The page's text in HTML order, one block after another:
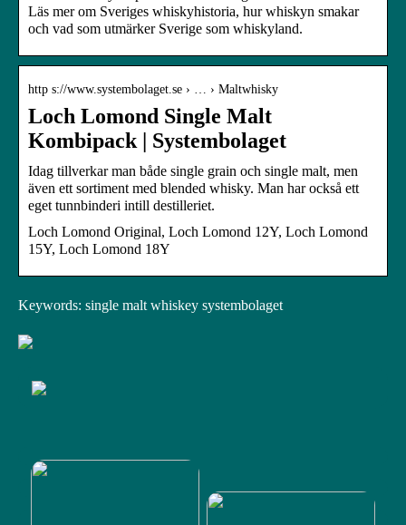
Läs mer om Sveriges whiskyhistoria, hur whiskyn smakar
och vad som utmärker Sverige som whiskyland.
http s://www.systembolaget.se › … › Maltwhisky
Loch Lomond Single Malt
Kombipack | Systembolaget
Idag tillverkar man både single grain och single malt, men
även ett sortiment med blended whisky. Man har också ett
eget tunnbinderi intill destilleriet.
Loch Lomond Original, Loch Lomond 12Y, Loch Lomond
15Y, Loch Lomond 18Y
Keywords: single malt whiskey systembolaget